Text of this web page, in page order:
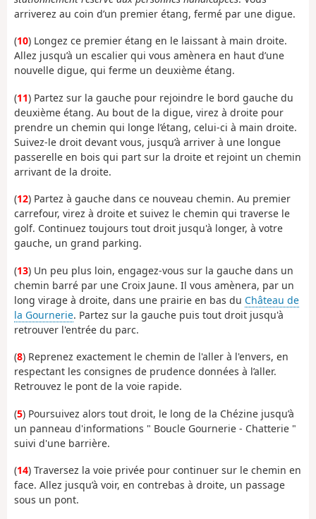
arriverez au coin d’un premier étang, fermé par une digue.
(10) Longez ce premier étang en le laissant à main droite.
Allez jusqu’à un escalier qui vous amènera en haut d’une
nouvelle digue, qui ferme un deuxième étang.
(11) Partez sur la gauche pour rejoindre le bord gauche du
deuxième étang. Au bout de la digue, virez à droite pour
prendre un chemin qui longe l’étang, celui-ci à main droite.
Suivez-le droit devant vous, jusqu’à arriver à une longue
passerelle en bois qui part sur la droite et rejoint un chemin
arrivant de la droite.
(12) Partez à gauche dans ce nouveau chemin. Au premier
carrefour, virez à droite et suivez le chemin qui traverse le
golf. Continuez toujours tout droit jusqu'à longer, à votre
gauche, un grand parking.
(13) Un peu plus loin, engagez-vous sur la gauche dans un
chemin barré par une Croix Jaune. Il vous amènera, par un
long virage à droite, dans une prairie en bas du Château de
la Gournerie. Partez sur la gauche puis tout droit jusqu'à
retrouver l'entrée du parc.
(8) Reprenez exactement le chemin de l'aller à l'envers, en
respectant les consignes de prudence données à l’aller.
Retrouvez le pont de la voie rapide.
(5) Poursuivez alors tout droit, le long de la Chézine jusqu’à
un panneau d'informations " Boucle Gournerie - Chatterie "
suivi d'une barrière.
(14) Traversez la voie privée pour continuer sur le chemin en
face. Allez jusqu’à voir, en contrebas à droite, un passage
sous un pont.